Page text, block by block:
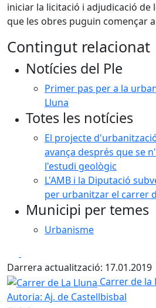
iniciar la licitació i adjudicació de
que les obres puguin començar
Contingut relacionat
Notícies del Ple
Primer pas per a la
Lluna
Totes les notícies
El projecte
avança després que se
l'estudi geològic
L'AMB i la Diputació
per urbanitzar el carrer
Municipi per temes
Urbanisme
Darrera actualització: 17.01.2019
Carrer de La Lluna
Carrer de la
Autoria: Aj. de Castellbisbal